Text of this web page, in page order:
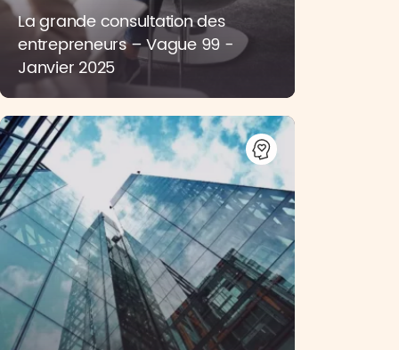
La grande consultation des
entrepreneurs – Vague 99 -
Janvier 2025